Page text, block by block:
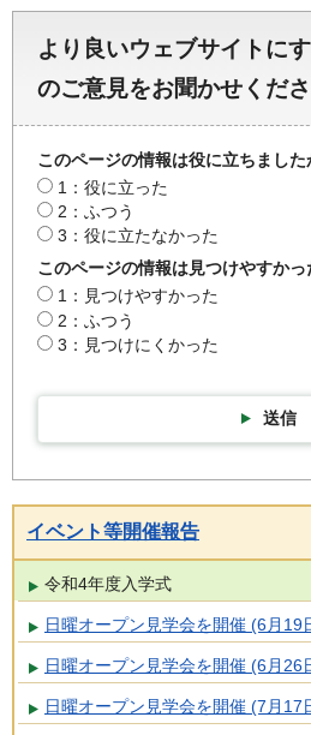
より良いウェブサイトに
のご意見をお聞かせくだ
このページの情報は役に立ちました
1：役に立った
2：ふつう
3：役に立たなかった
このページの情報は見つけやすかっ
1：見つけやすかった
2：ふつう
3：見つけにくかった
送信
イベント等開催報告
令和4年度入学式
日曜オープン見学会を開催 (6月19
日曜オープン見学会を開催 (6月26
日曜オープン見学会を開催 (7月17